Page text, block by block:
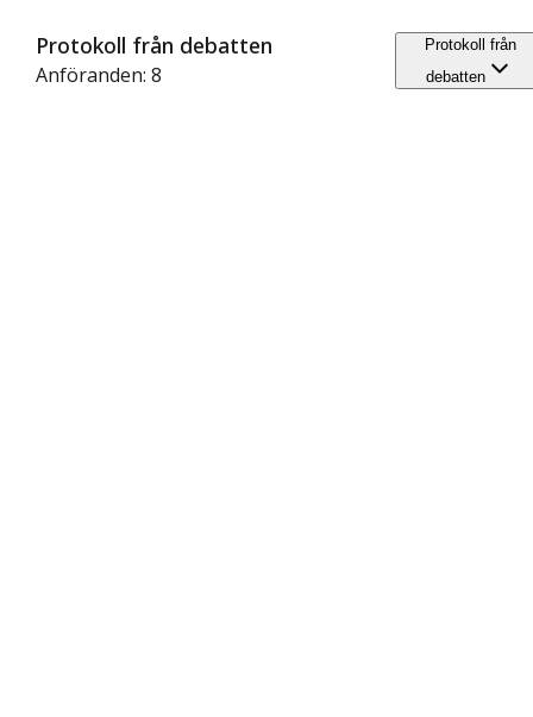
Protokoll från debatten
Anföranden: 8
Protokoll från
debatten